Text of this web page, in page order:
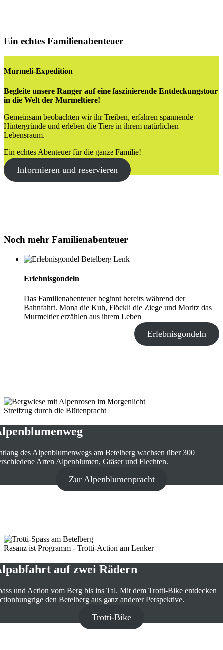
Ein echtes Familienabenteuer
Murmeli-Expedition
Begleite unsere Ranger auf eine faszinierende Entdeckungstour
in die Welt der Murmeltiere!
Gemeinsam beobachten wir ihr Treiben, erfahren spannende
Hintergründe und erleben die Tiere in ihrem natürlichen
Lebensraum.
Ein echtes Abenteuer für die ganze Familie!
Informieren und reservieren
Noch mehr Familienabenteuer
Erlebnisgondeln
Das Familienabenteuer beginnt bereits während der
Bahnfahrt. Mona die Kuh, Flöckli die Ziege und Moritz das
Murmeltier erzählen aus ihrem Leben
Erlebnisgondeln
Streifzug durch die Blütenpracht
des Alpenblumenwegs am Betelberg wachsen über 300
Arten Alpenblumen, Gräser und Flechten.
Zur Alpenblumenpracht
Rasanz ist Programm - Trotti-Action am Lenker
auf zwei Rädern
und Action vom Berg bis ins Tal. Mit dem Trotti-Bike entdecken
den Betelberg aus ganz anderer Perspektive.
Trotti-Bike